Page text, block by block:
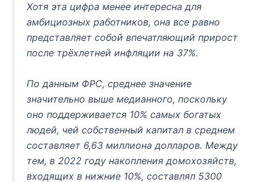
Хотя эта цифра менее интересна для
амбициозных работников, она все равно
представляет собой впечатляющий прирост
после трёхлетней инфляции на 37%.
По данным ФРС, среднее значение
значительно выше медианного, поскольку
оно поддерживается 10% самых богатых
людей, чей собственный капитал в среднем
составляет 6,63 миллиона долларов. Между
тем, в 2022 году накопления домохозяйств,
входящих в нижние 10%, составлял 5300